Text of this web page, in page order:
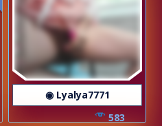
◉ Lyalya7771
583